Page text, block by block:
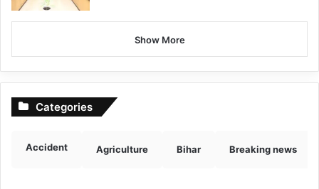
Show More
Categories
Accident Agriculture Bihar Breaking news